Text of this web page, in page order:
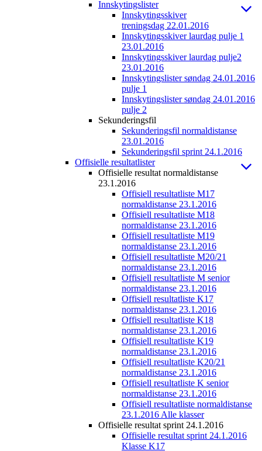
Innskytingslister
Innskytingsskiver
treningsdag 22.01.2016
Innskytingsskiver laurdag pulje 1
23.01.2016
Innskytingsskiver laurdag pulje2
23.01.2016
Innskytingslister søndag 24.01.2016
pulje 1
Innskytingslister søndag 24.01.2016
pulje 2
Sekunderingsfil
Sekunderingsfil normaldistanse
23.01.2016
Sekunderingsfil sprint 24.1.2016
Offisielle resultatlister
Offisielle resultat normaldistanse
23.1.2016
Offisiell resultatliste M17
normaldistanse 23.1.2016
Offisiell resultatliste M18
normaldistanse 23.1.2016
Offisiell resultatliste M19
normaldistanse 23.1.2016
Offisiell resultatliste M20/21
normaldistanse 23.1.2016
Offisiell resultatliste M senior
normaldistanse 23.1.2016
Offisiell resultatliste K17
normaldistanse 23.1.2016
Offisiell resultatliste K18
normaldistanse 23.1.2016
Offisiell resultatliste K19
normaldistanse 23.1.2016
Offisiell resultatliste K20/21
normaldistanse 23.1.2016
Offisiell resultatliste K senior
normaldistanse 23.1.2016
Offisiell resultatliste normaldistanse
23.1.2016 Alle klasser
Offisielle resultat sprint 24.1.2016
Offisielle resultat sprint 24.1.2016
Klasse K17